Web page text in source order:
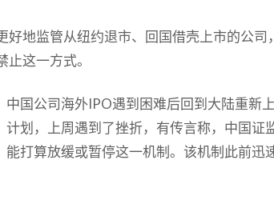
好地监管从纽约退市、回国借壳上市的公司
这一方式。
中国公司海外IPO遇到困难后回到大陆重新
计划，上周遇到了挫折，有传言称，中国证
能打算放缓或暂停这一机制。该机制此前迅